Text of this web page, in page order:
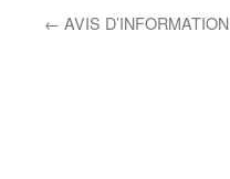
← AVIS D’INFORMATION